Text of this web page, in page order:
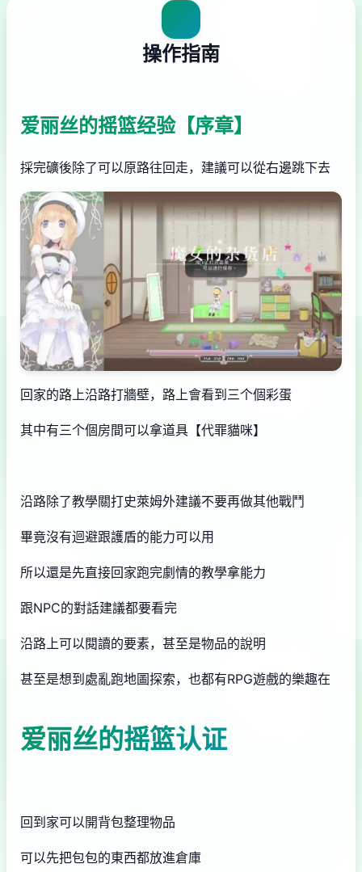
操作指南
爱丽丝的摇篮经验【序章】
採完礦後除了可以原路往回走，建議可以從右邊跳下去
回家的路上沿路打牆壁，路上會看到三个個彩蛋
其中有三个個房間可以拿道具【代罪貓咪】
沿路除了教學關打史萊姆外建議不要再做其他戰鬥
畢竟沒有迴避跟護盾的能力可以用
所以還是先直接回家跑完劇情的教學拿能力
跟NPC的對話建議都要看完
沿路上可以閱讀的要素，甚至是物品的說明
甚至是想到處亂跑地圖探索，也都有RPG遊戲的樂趣在
爱丽丝的摇篮认证
回到家可以開背包整理物品
可以先把包包的東西都放進倉庫